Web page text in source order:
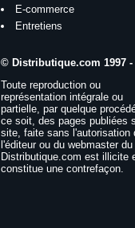
E-commerce
Entretiens
© Distributique.com 1997 -
Toute reproduction ou
représentation intégrale ou
partielle, par quelque
ce soit, des pages publiées
site, faite sans l'autorisation
l'éditeur ou du webmaster
Distributique.com est illicite
constitue une contrefaçon.